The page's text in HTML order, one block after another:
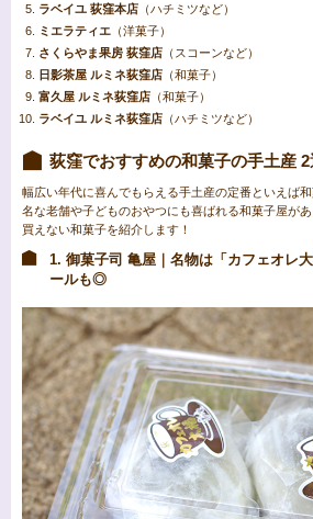
ラベイユ 荻窪本店 （ハチミツなど）
ミエラティエ （洋菓子）
さくらやま果房 荻窪店 （スコーンなど）
日影茶屋 ルミネ荻窪店 （和菓子）
富久屋 ルミネ荻窪店 （和菓子）
ラベイユ ルミネ荻窪店 （ハチミツなど）
荻窪でおすすめの和菓子の手土産 2
幅広い年代に喜んでもらえる手土産の定番といえば
名な老舗や子どものおやつにも喜ばれる和菓子屋が
買えない和菓子を紹介します！
1. 御菓子司 亀屋｜名物は「カフェオレ
ールも◎